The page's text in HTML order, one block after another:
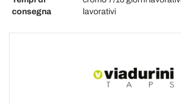
consegna
lavorativi